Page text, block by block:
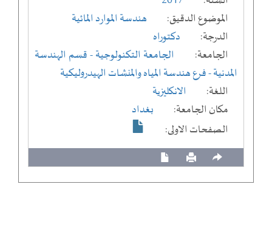
الموضوع الدقيق:
هندسة الموارد المائية
الدرجة:
دكتوراه
الجامعة:
الجامعة التكنولوجية- قسم الهندسة
المدنية- فرع هندسة المياه والمنشات الهيدروليكية
اللغة:
الانكليزية
مكان الجامعة:
بغداد
الصفحات الاولى: